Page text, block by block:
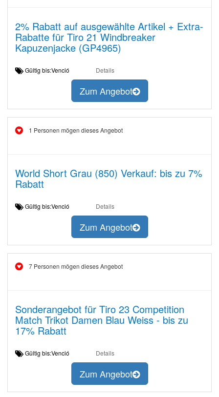
2% Rabatt auf ausgewählte Artikel + Extra-
Rabatte für Tiro 21 Windbreaker
Kapuzenjacke (GP4965)
Gültig bis:Venció Details
Zum Angebot
1 Personen mögen dieses Angebot
World Short Grau (850) Verkauf: bis zu 7%
Rabatt
Gültig bis:Venció Details
Zum Angebot
7 Personen mögen dieses Angebot
Sonderangebot für Tiro 23 Competition
Match Trikot Damen Blau Weiss - bis zu
17% Rabatt
Gültig bis:Venció Details
Zum Angebot